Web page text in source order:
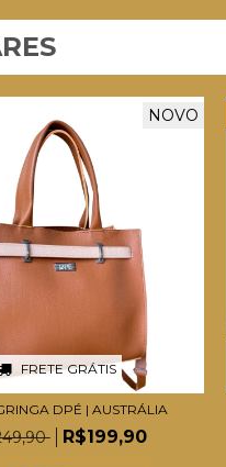
FRETE GRÁTIS
NOVO
DPÉ | AUSTRÁLIA
R$199,90